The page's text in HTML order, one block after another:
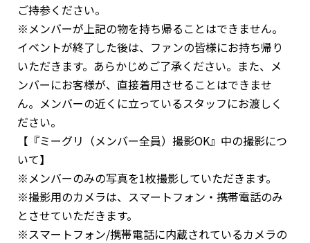
ご持参ください。
※メンバーが上記の物を持ち帰ることはできません。
イベントが終了した後は、ファンの皆様にお持ち帰り
いただきます。あらかじめご了承ください。また、メ
ンバーにお客様が、直接着用させることはできませ
ん。メンバーの近くに立っているスタッフにお渡しく
ださい。
【『ミーグリ（メンバー全員）撮影OK』中の撮影につ
いて】
※メンバーのみの写真を1枚撮影していただきます。
※撮影用のカメラは、スマートフォン・携帯電話のみ
とさせていただきます。
※スマートフォン/携帯電話に内蔵されているカメラの